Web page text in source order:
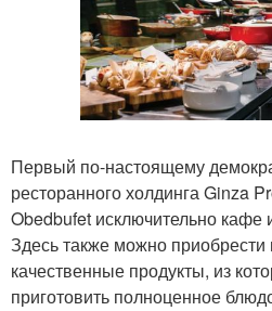
Первый по-настоящему
ресторанного холдинга Ginza
Obedbufet исключительно кафе
Здесь также можно
качественные продукты, из
приготовить полноценное